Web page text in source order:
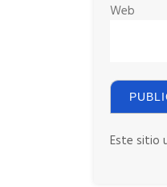
Web
Este sitio